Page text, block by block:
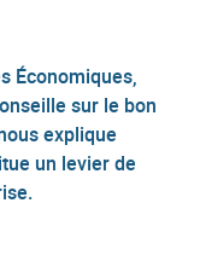
Économiques,
sur le bon
explique
un levier de